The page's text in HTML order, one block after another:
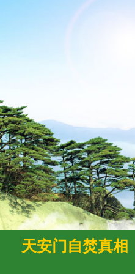
天安门自焚真相